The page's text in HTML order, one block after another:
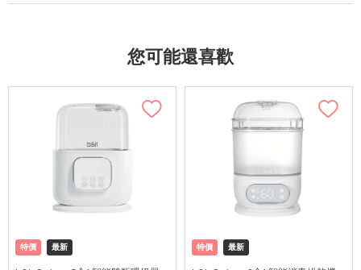
您可能還喜歡
特價 最新 特價 最新